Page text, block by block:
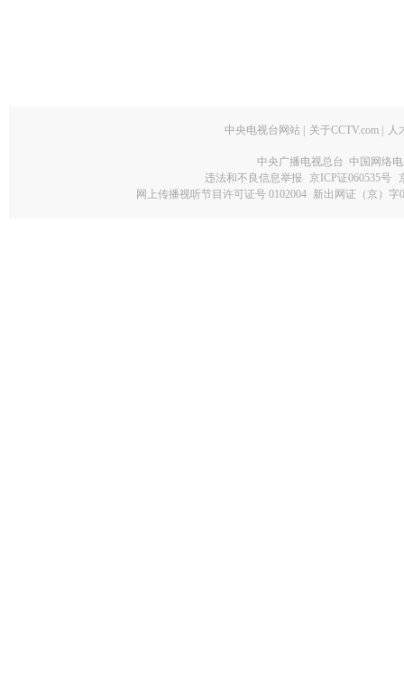
中央电视台网站 | 关于CCTV.com | 人
中央广播电视总台 中国网络
违法和不良信息举报
京ICP证060535号
网上传播视听节目许可证号 0102004 新出网证（京）